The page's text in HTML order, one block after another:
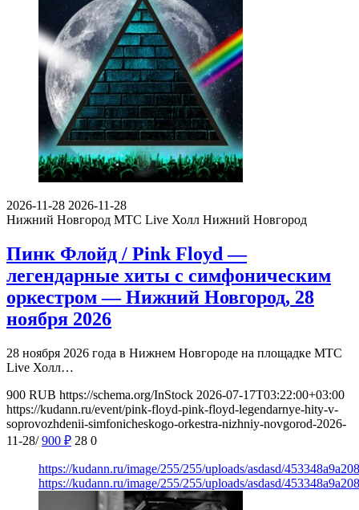
2026-11-28 2026-11-28
Нижний Новгород МТС Live Холл Нижний Новгород
Пинк Флойд / Pink Floyd —
легендарные хиты с симфоническим
оркестром — Нижний Новгород, 28
ноября 2026
28 ноября 2026 года в Нижнем Новгороде на площадке МТС
Live Холл…
900 RUB https://schema.org/InStock 2026-07-17T03:22:00+03:00
https://kudann.ru/event/pink-floyd-pink-floyd-legendarnye-hity-v-
soprovozhdenii-simfonicheskogo-orkestra-nizhniy-novgorod-2026-
11-28/ 900 ₽ 28 0
https://kudann.ru/image/255/255/uploads/asdasd/
https://kudann.ru/image/255/255/uploads/asdasd/